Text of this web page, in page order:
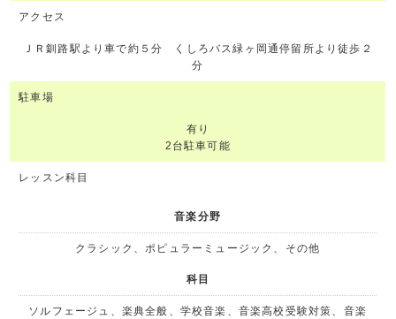
アクセス
ＪＲ釧路駅より車で約５分 くしろバス緑ヶ岡通停留所より徒歩２
分
駐車場
有り
2台駐車可能
レッスン科目
音楽分野
クラシック、ポピュラーミュージック、その他
科目
ソルフェージュ、楽典全般、学校音楽、音楽高校受験対策、音楽